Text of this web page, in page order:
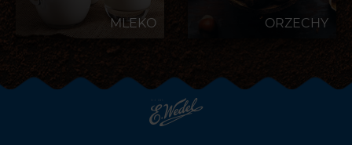
MLEKO ORZECHY
Strona
głowna